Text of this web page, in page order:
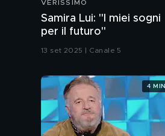
VERISSIMO
Samira Lui: "I miei sogni
per il futuro"
13 set 2025 | Canale 5
4 MIN